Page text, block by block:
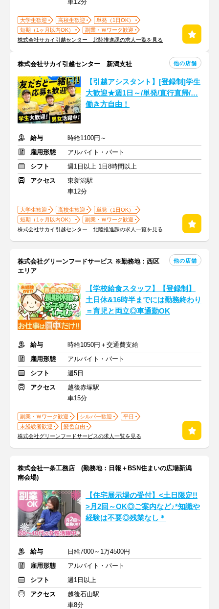
車12分
大学生歓迎 高校生歓迎
単発（1日OK）
短期（1ヶ月以内OK）
副業・Ｗワーク歓迎
株式会社サカイ引越センター 北陸推進課の求人一覧を見る
株式会社サカイ引越センター 新潟支社 他の店舗
【引越アシスタント】[登録制]学生
大歓迎★週1日～/単発/直行直帰/…
働き方自由！
給与
時給1100円～
雇用形態
アルバイト・パート
シフト
週1日以上 1日8時間以上
アクセス
東新潟駅
車12分
大学生歓迎 高校生歓迎
単発（1日OK）
短期（1ヶ月以内OK）
副業・Ｗワーク歓迎
株式会社サカイ引越センター 北陸推進課の求人一覧を見る
株式会社グリーンフードサービス ※勤務地：西区
エリア
他の店舗
【学校給食スタッフ】【登録制】
土日休&16時半までには勤務終わり
＝育児と両立◎車通勤OK
給与
時給1050円＋交通費支給
雇用形態
アルバイト・パート
シフト
週5日
アクセス
越後赤塚駅
車15分
副業・Ｗワーク歓迎 シルバー歓迎
平日
未経験者歓迎
髪色自由
株式会社グリーンフードサービスの求人一覧を見る
株式会社一条工務店 (勤務地：日報＋BSN住まいの広場新潟
南会場)
【住宅展示場の受付】<土日限定!!
>月2回～OK◎ご案内など♪*知識や
経験は不要◎残業なし＊
給与
日給7000～1万4500円
雇用形態
アルバイト・パート
シフト
週1日以上
アクセス
越後石山駅
車8分